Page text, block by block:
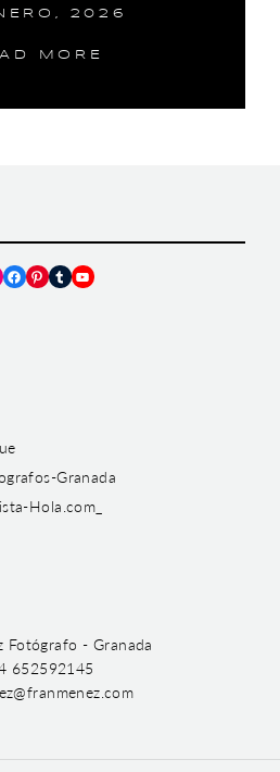
2026
MORE
Facebook
Pinterest
TumblrYouTube
Fotógrafo - Granada
652592145